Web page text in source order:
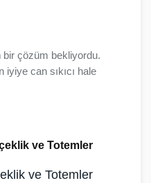
bir çözüm bekliyordu.
iyiye can sıkıcı hale
ve Totemler